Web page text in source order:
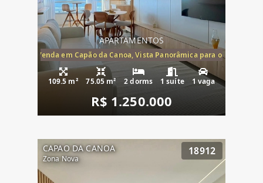
APARTAMENTOS
Mar à Venda em Capão da Canoa, Vista Panorâmica para o Mar, 2
109.5 m² 75.05 m² 2 dorms 1 suíte 1 vaga
R$ 1.250.000
CAPAO DA CANOA
Zona Nova
18912